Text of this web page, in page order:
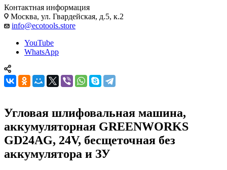
Контактная информация
Москва, ул. Гвардейская, д.5, к.2
info@ecotools.store
YouTube
WhatsApp
Угловая шлифовальная машина,
аккумуляторная GREENWORKS
GD24AG, 24V, бесщеточная без
аккумулятора и ЗУ